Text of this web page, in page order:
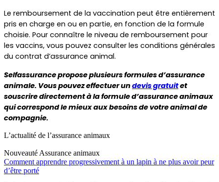
Le remboursement de la vaccination peut être entièrement
pris en charge en ou en partie, en fonction de la formule
choisie. Pour connaître le niveau de remboursement pour
les vaccins, vous pouvez consulter les conditions générales
du contrat d’assurance animal.
Selfassurance propose plusieurs formules d’assurance
animale. Vous pouvez effectuer un devis gratuit et
souscrire directement à la formule d’assurance animaux
qui correspond le mieux aux besoins de votre animal de
compagnie.
L’actualité de l’assurance animaux
Nouveauté Assurance animaux
Comment apprendre progressivement à un lapin à ne plus avoir peur
d’être porté